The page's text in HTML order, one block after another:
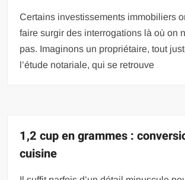
Certains investissements immobiliers
faire surgir des interrogations là où on
pas. Imaginons un propriétaire, tout
l’étude notariale, qui se retrouve
1,2 cup en grammes :
cuisine